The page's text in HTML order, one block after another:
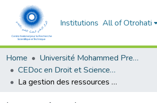
Institutions All of Otrohati
Home
Université Mohammed Premier - Oujda
CEDoc en Droit et Sciences Politiques, Economie et Gestion
La gestion des ressources humaines dans les OESS